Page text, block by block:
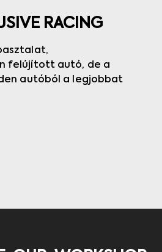
RACING
felújított autó, de a
autóból a legjobbat